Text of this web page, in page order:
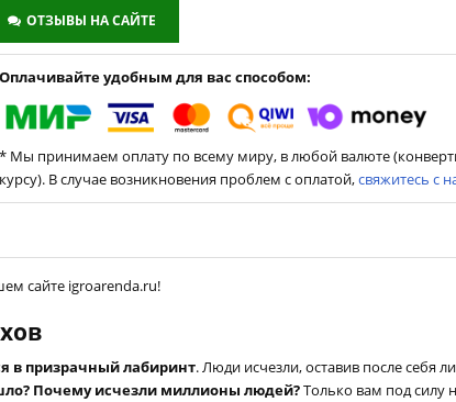
ОТЗЫВЫ НА САЙТЕ
Оплачивайте удобным для вас способом:
* Мы принимаем оплату по всему миру, в любой валюте
курсу). В случае возникновения проблем с оплатой,свяжитесь с
сайте igroarenda.ru!
в призрачный лабиринт. Люди исчезли, оставив после себя
Почему исчезли миллионы людей?Только вам под силу